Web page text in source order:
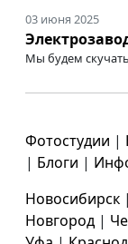
03 июня 2025
Мы будем
Фотостудии |
| Блоги |
Новосибирск |
Новгород |